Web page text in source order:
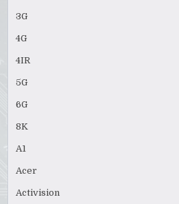
3G
4G
4IR
5G
6G
8K
A1
Acer
Activision